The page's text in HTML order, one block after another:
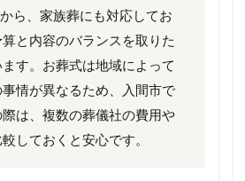
ら、家族葬にも対応してお
と内容のバランスを取りた
す。お葬式は地域によって
情が異なるため、入間市で
は、複数の葬儀社の費用や
しておくと安心です。